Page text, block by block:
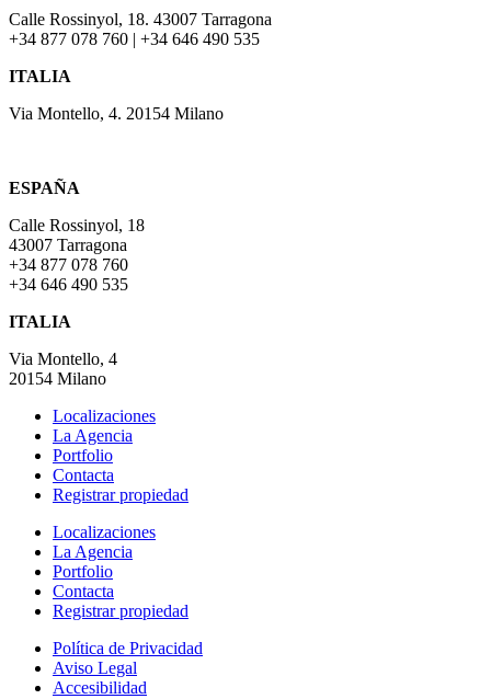
Calle Rossinyol, 18. 43007 Tarragona
+34 877 078 760 | +34 646 490 535
ITALIA
Via Montello, 4. 20154 Milano
ESPAÑA
Calle Rossinyol, 18
43007 Tarragona
+34 877 078 760
+34 646 490 535
ITALIA
Via Montello, 4
20154 Milano
Localizaciones
La Agencia
Portfolio
Contacta
Registrar propiedad
Localizaciones
La Agencia
Portfolio
Contacta
Registrar propiedad
Política de Privacidad
Aviso Legal
Accesibilidad